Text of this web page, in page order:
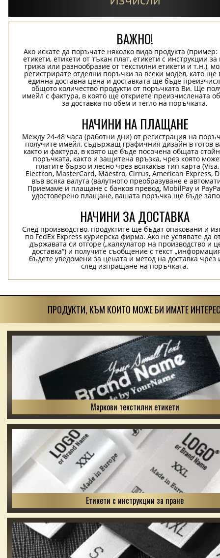
ВАЖНО!
Ако искате да поръчате няколко вида продукта
етикети, етикети от тъкан плат, етикети с инструкции
грижа или разнообразие от текстилни етикети и т.н.),
регистрирате отделни поръчки за всеки модел, като ще
единна доставна цена и доставката ще бъде
общото количество продукти от поръчката Ви. Ще
имейл с фактура, в която ще откриете преизчислената
за доставка по обем и тегло на поръчката.
НАЧИНИ НА ПЛАЩАНЕ
Между 24-48 часа (работни дни) от регистрация на
получите имейл, съдържащ графичния дизайн в готов
както и фактура, в която ще бъде посочена общата
поръчката, както и защитена връзка, чрез която
платите бързо и лесно чрез всякакъв тип карта
Electron, MasterCard, Maestro, Cirrus, American Express,
във всяка валута (валутното преобразуване е
Приемаме и плащане с банков превод, MobilPay и
удостоверено плащане, вашата поръчка ще бъде
НАЧИНИ ЗА ДОСТАВКА
След производство, продуктите ще бъдат опаковани и
по FedEx Express куриерска фирма. Ако не успявате да
държавата си отгоре („калкулатор на производство и
доставка“) и получите съобщение с текст
бъдете уведомени за цената и метод на доставка чрез
след изпращане на поръчката.
ПРОДУКТИ, КЪМ КОИТО МОЖЕ БИ ИМАТЕ
Маркови текстилни етикети
Етикети с инструкции за пране